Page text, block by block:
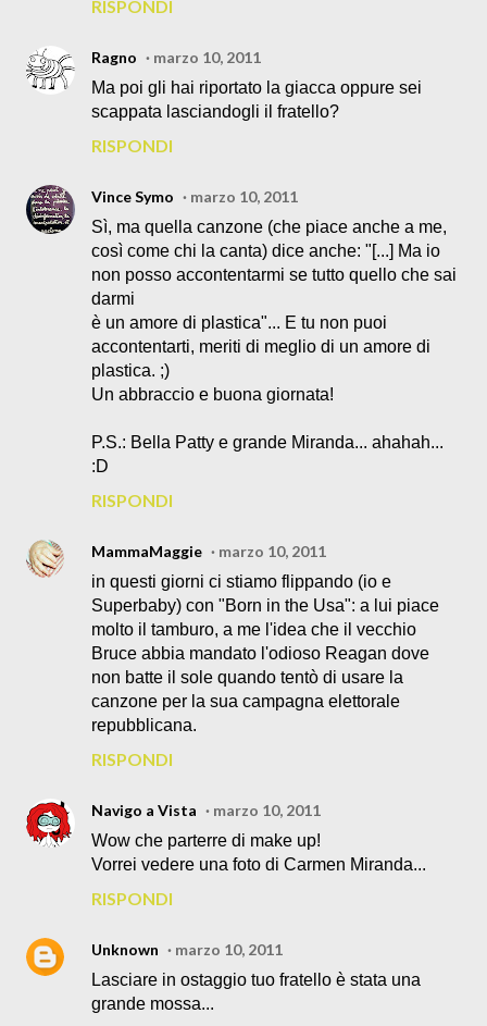
RISPONDI
Ragno
marzo 10, 2011
Ma poi gli hai riportato la giacca oppure sei
scappata lasciandogli il fratello?
RISPONDI
Vince Symo
marzo 10, 2011
Sì, ma quella canzone (che piace anche a me,
così come chi la canta) dice anche: "[...] Ma io
non posso accontentarmi se tutto quello che sai
darmi
è un amore di plastica"... E tu non puoi
accontentarti, meriti di meglio di un amore di
plastica. ;)
Un abbraccio e buona giornata!
P.S.: Bella Patty e grande Miranda... ahahah...
:D
RISPONDI
MammaMaggie
marzo 10, 2011
in questi giorni ci stiamo flippando (io e
Superbaby) con "Born in the Usa": a lui piace
molto il tamburo, a me l'idea che il vecchio
Bruce abbia mandato l'odioso Reagan dove
non batte il sole quando tentò di usare la
canzone per la sua campagna elettorale
repubblicana.
RISPONDI
Navigo a Vista
marzo 10, 2011
Wow che parterre di make up!
Vorrei vedere una foto di Carmen Miranda...
RISPONDI
Unknown
marzo 10, 2011
Lasciare in ostaggio tuo fratello è stata una
grande mossa...